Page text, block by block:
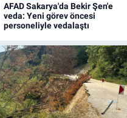
AFAD Sakarya'da Bekir Şen'e
veda: Yeni görev öncesi
personeliyle vedalaştı